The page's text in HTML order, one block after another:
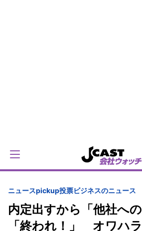
ニュースpickup投票ビジネスのニュース
内定出すから「他社へ
「終われ！」 オワハ